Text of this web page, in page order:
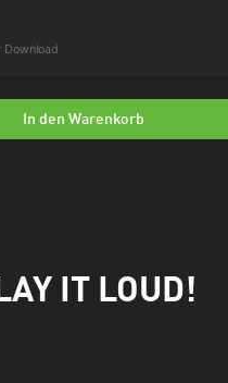
In den Warenkorb
IT LOUD!